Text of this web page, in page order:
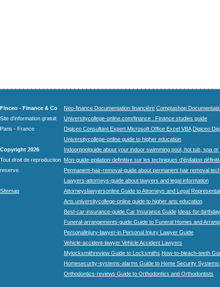
Finceo - Finance & Co
Site d'information gratuit
Paris - France
Copyright 2026
Tout droit de reproduction
reserve.
Sitemap
Neo-finance Documentation financière Comptashop
Universitycollege-online.com/finance : Finance studies guide
Digiceo Consultant Expert Microsoft Office Excel VBA Digiceo
Universitycollege-online guide to higher education
Indoorpoolguide about your indoor swimming pool, hot tub, spa
Mon-guide-epilation-definitive sur les techniques d'épilation
Permanent-hair-removal-guide about permanent hair removal
Lawyers-attorneys-guide about lawyers and legal information
Attorneyslawyersonline Guide to Attorneys and Legal
Arts.universitycollege-online guide to higher arts education
Best-car-insurance-guide Car Insurance Guide Ideas-for-
Funeral-arrangements-guide Guide to Funeral Homes and
Personalinjury-lawyer-in Personal Injury Lawyer Guide
Vehicle-accident-lawyer Vehicle Accident Lawyers
Mylocksmithreview Guide to Locksmiths How-to-bleach-teeth
Homesecurity-systems-alarms Guide to Home Security Systems
Orthodontics-reviews Guide to Orthodontics and Orthodontists